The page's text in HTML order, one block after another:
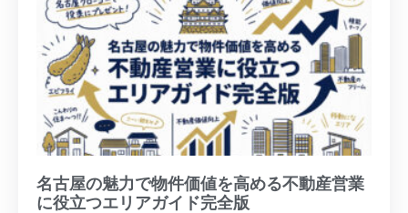
名古屋の魅力で物件価値を高める不動産営業
に役立つエリアガイド完全版